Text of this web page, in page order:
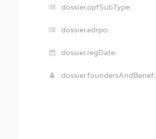
dossier.opfSubType:
dossier.edrpo:
dossier.regDate:
dossier.foundersAndBenef: